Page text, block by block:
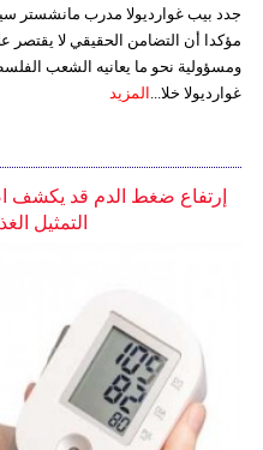
جدد بيب غوارديولا مدرب مانشستر
مؤكدا أن التضامن الحقيقي لا يقتصر
ومسؤولية نحو ما يعانيه الشعب
غوارديولا خلا... المزيد
إرتفاع ضغط الدم قد يكشف
التمثيل